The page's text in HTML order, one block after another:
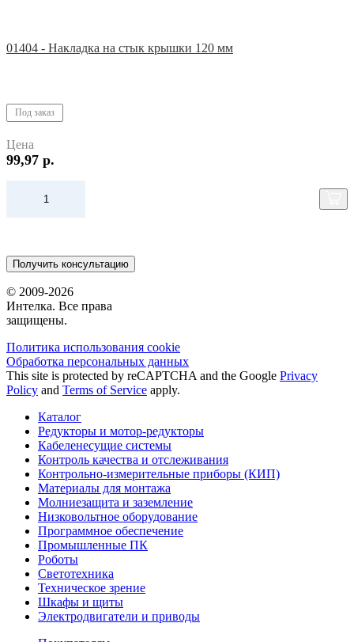
01404 - Накладка на стык крышки 120 мм
Под заказ
Цена
99,97 р.
Получить консультацию
© 2009-2026
Интелка. Все права
защищены.
Политика использования сookie
Обработка персональных данных
This site is protected by reCAPTCHA and the Google Privacy
Policy and Terms of Service apply.
Каталог
Редукторы и мотор-редукторы
Кабеленесущие системы
Контроль качества и отслеживания
Контрольно-измерительные приборы (КИП)
Материалы для монтажа
Молниезащита и заземление
Низковольтное оборудование
Программное обеспечение
Промышленные ПК
Роботы
Светотехника
Техническое зрение
Шкафы и щиты
Электродвигатели и приводы